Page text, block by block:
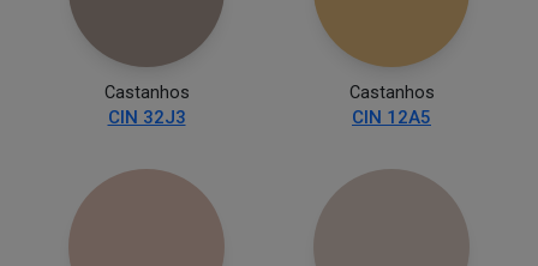
Castanhos
CIN 32J3
Castanhos
CIN 12A5